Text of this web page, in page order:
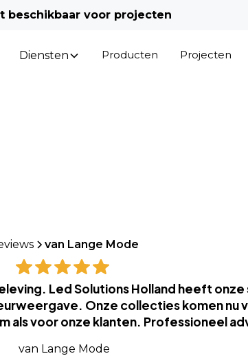
beschikbaar voor projecten
Diensten Producten Projecten
van Lange Mode
Led Solutions Holland heeft
Onze collecties komen nu
als voor onze klanten. Professioneel
van Lange Mode